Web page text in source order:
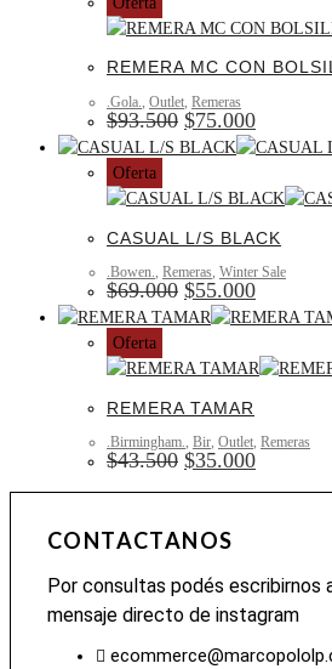
REMERA MC CON
.Gola., Outlet, Remeras
$93.500 $75.000
Oferta
CASUAL L/S BLACK
.Bowen., Remeras, Winter Sale
$69.000 $55.000
Oferta
REMERA TAMAR
.Birmingham., Bir, Outlet, Remeras
$43.500 $35.000
CONTACTANOS
Por consultas podés escribirnos
mensaje directo de instagram